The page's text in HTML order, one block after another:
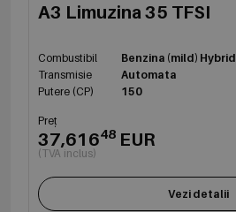
A3 Limuzina 35 TFSI
Combustibil
Benzina (mild) Hybrid
Transmisie
Automata
Putere (CP)
150
Preț
37,61648 EUR
(TVA inclus)
Vezi detalii